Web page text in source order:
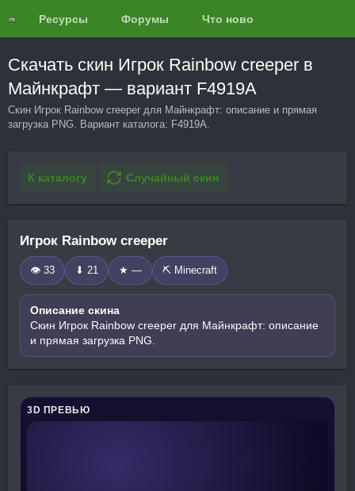
Ресурсы Форумы Что нового?
Скачать скин Игрок Rainbow creeper в
Майнкрафт — вариант F4919A
Скин Игрок Rainbow creeper для Майнкрафт: описание и прямая
загрузка PNG. Вариант каталога: F4919A.
К каталогу Случайный скин
Игрок Rainbow creeper
👁 33 ⬇ 21 ★ — ⛏️ Minecraft
Описание скина
Скин Игрок Rainbow creeper для Майнкрафт: описание
и прямая загрузка PNG.
3D ПРЕВЬЮ